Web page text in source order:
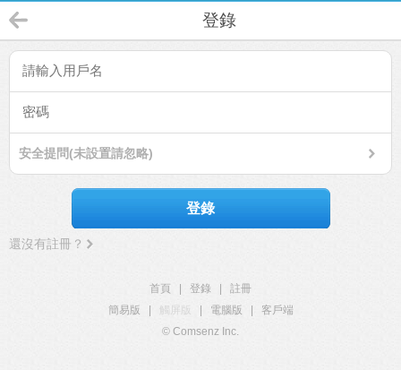
登錄
安全提問(未設置請忽略)
登錄
還沒有註冊？
首頁 登錄
註冊
簡易版
觸屏版 電腦版
客戶端
© Comsenz Inc.